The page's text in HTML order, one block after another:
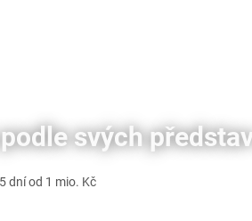
svých
dní od 1 mio. Kč